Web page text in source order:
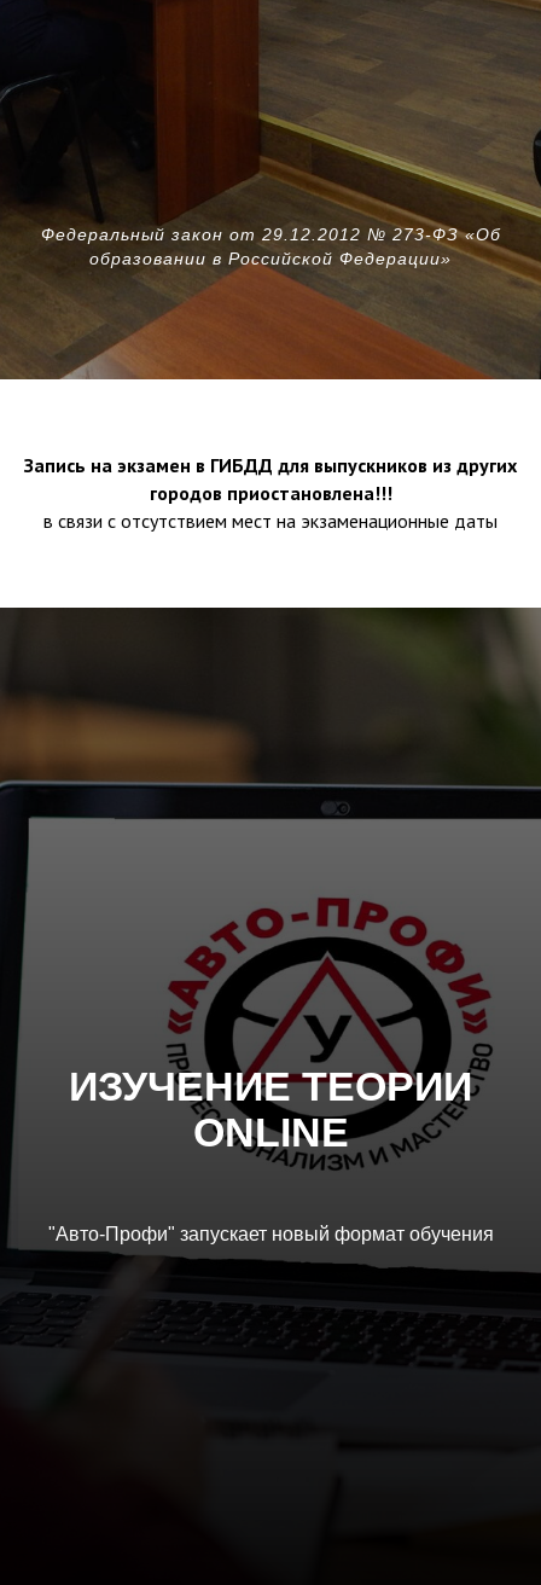
Федеральный закон от 29.12.2012 № 273-ФЗ «Об
образовании в Российской Федерации»
Запись на экзамен в ГИБДД для выпускников из других
городов приостановлена!!!
в связи с отсутствием мест на экзаменационные даты
ИЗУЧЕНИЕ ТЕОРИИ
ONLINE
"Авто-Профи" запускает новый формат обучения